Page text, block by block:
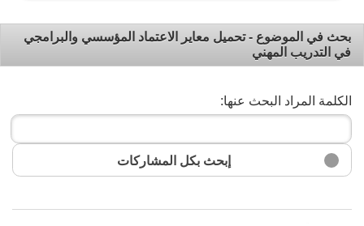
بحث في الموضوع - تحميل معاير الاعتماد المؤسسي والبرامجي
في التدريب المهني
الكلمة المراد البحث عنها:
إبحث بكل المشاركات